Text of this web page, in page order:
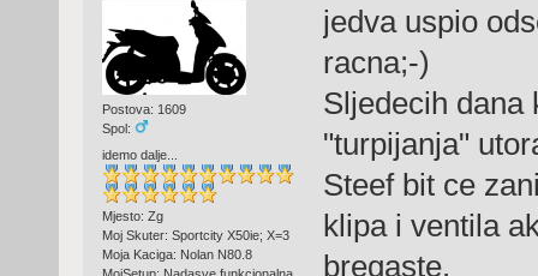
Postova: 1609
Spol:
idemo dalje...
Mjesto: Zg
Moj Skuter: Sportcity X50ie; X=3
Moja Kaciga: Nolan N80.8
jedva uspio
racna;-)
Sljedecih dana
"turpijanja"
Steef bit ce
klipa i ventila
bregaste.